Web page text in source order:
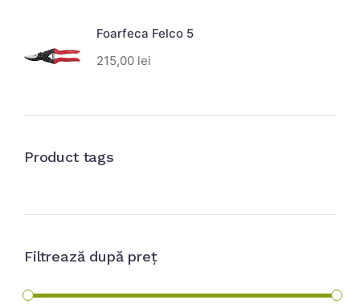
Foarfeca Felco 5
215,00 lei
Product tags
Filtrează după preț